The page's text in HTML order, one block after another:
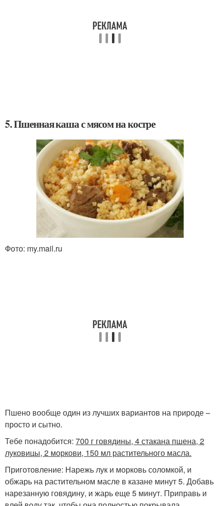
5. Пшенная каша с мясом на костре
Фото: my.mail.ru
Пшено вообще один из лучших вариантов на природе –
просто и сытно.
Тебе понадобится: 700 г говядины, 4 стакана пшена, 2
луковицы, 2 моркови, 150 мл растительного масла.
Приготовление: Нарежь лук и морковь соломкой, и
обжарь на растительном масле в казане минут 5. Добавь
нарезанную говядину, и жарь еще 5 минут. Приправь и